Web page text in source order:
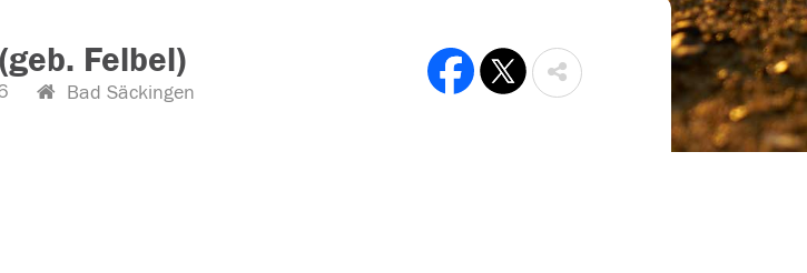
Felbel)
Bad Säckingen